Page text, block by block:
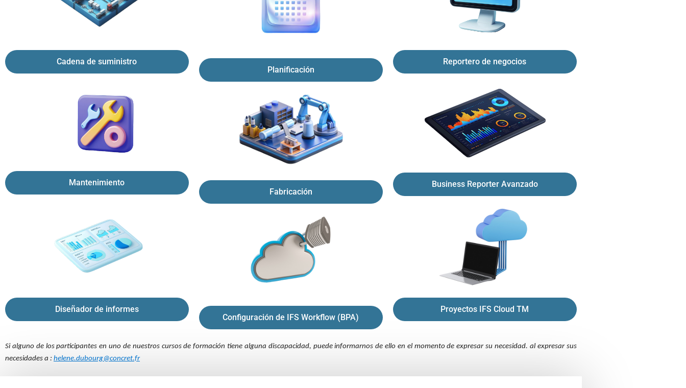
Cadena de suministro
Mantenimiento
Diseñador de informes
Planificación
Fabricación
Configuración de IFS Workflow (BPA)
Reportero de negocios
Business Reporter Avanzado
Proyectos IFS Cloud TM
Si alguno de los participantes en uno de nuestros cursos de formación tiene alguna discapacidad, puede informarnos de ello en el momento de expresar su necesidad. al expresar sus
necesidades a : helene.dubourg@concret.fr